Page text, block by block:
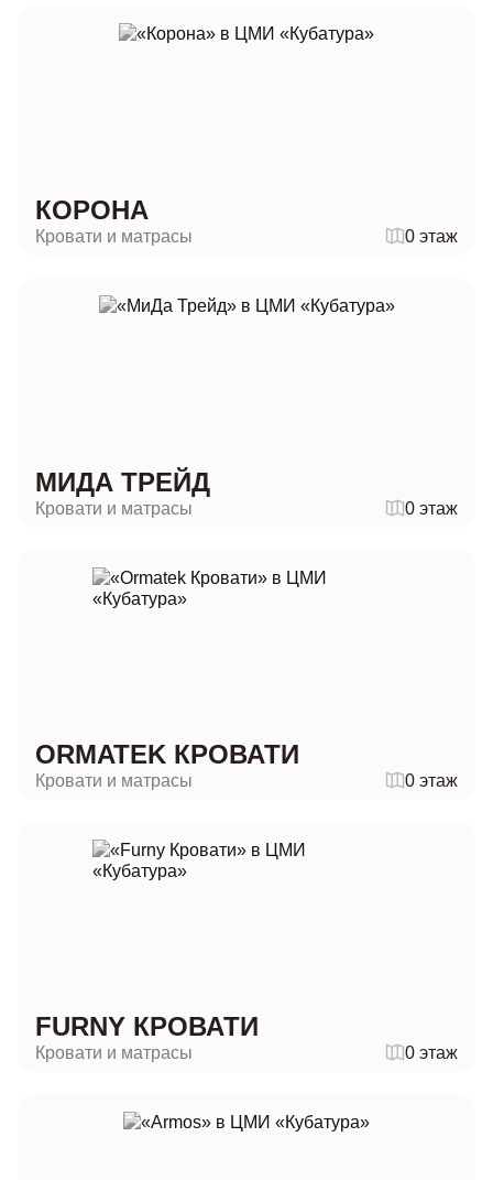
КОРОНА
Кровати и матрасы 0 этаж
МИДА ТРЕЙД
Кровати и матрасы 0 этаж
ORMATEK КРОВАТИ
Кровати и матрасы 0 этаж
FURNY КРОВАТИ
Кровати и матрасы 0 этаж